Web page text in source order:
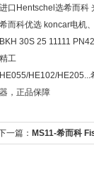
进口Hentschel选希而科
希而科优选 koncar电机
BKH 30S 25 11111
精工
HE055/HE102/
器，正品保障
一篇： MS11-希而科